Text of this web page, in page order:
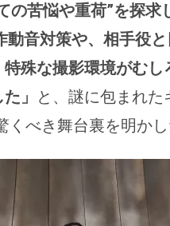
の苦悩や重荷”を探求
音対策や、相手役
殊な撮影環境がむ
」 と、謎に包まれ
くべき舞台裏を明か